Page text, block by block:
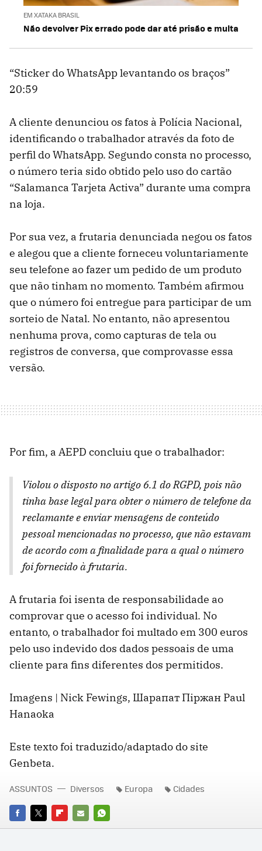
EM XATAKA BRASIL
Não devolver Pix errado pode dar até prisão e multa
“Sticker do WhatsApp levantando os braços”
20:59
A cliente denunciou os fatos à Polícia Nacional,
identificando o trabalhador através da foto de
perfil do WhatsApp. Segundo consta no processo,
o número teria sido obtido pelo uso do cartão
“Salamanca Tarjeta Activa” durante uma compra
na loja.
Por sua vez, a frutaria denunciada negou os fatos
e alegou que a cliente forneceu voluntariamente
seu telefone ao fazer um pedido de um produto
que não tinham no momento. Também afirmou
que o número foi entregue para participar de um
sorteio de Natal. No entanto, não apresentou
nenhuma prova, como capturas de tela ou
registros de conversa, que comprovasse essa
versão.
Por fim, a AEPD concluiu que o trabalhador:
Violou o disposto no artigo 6.1 do RGPD, pois não
tinha base legal para obter o número de telefone da
reclamante e enviar mensagens de conteúdo
pessoal mencionadas no processo, que não estavam
de acordo com a finalidade para a qual o número
foi fornecido à frutaria.
A frutaria foi isenta de responsabilidade ao
comprovar que o acesso foi individual. No
entanto, o trabalhador foi multado em 300 euros
pelo uso indevido dos dados pessoais de uma
cliente para fins diferentes dos permitidos.
Imagens | Nick Fewings, Шарапат Піржан Paul
Hanaoka
Este texto foi traduzido/adaptado do site
Genbeta.
FACEBOOK
TWITTERFLIPBOARD
E-
WHATSAPP
ASSUNTOS Diversos Europa Cidades